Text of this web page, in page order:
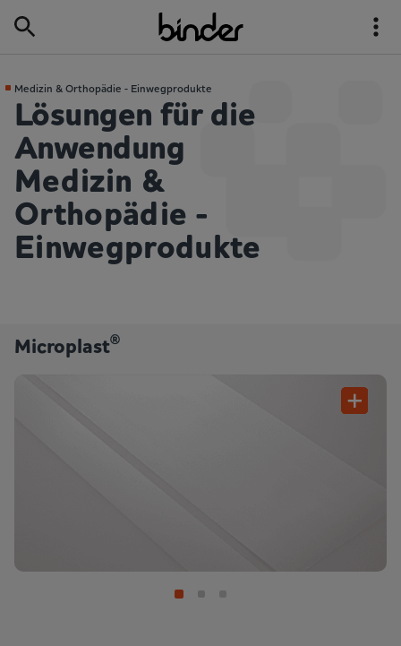
Medizin & Orthopädie - Einwegprodukte
Lösungen für die
Anwendung
Medizin &
Orthopädie -
Einwegprodukte
Microplast®